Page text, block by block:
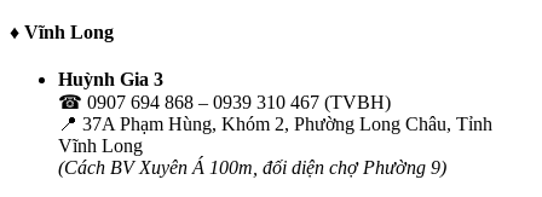
♦ Vĩnh Long
Huỳnh Gia 3
☎ 0907 694 868 – 0939 310 467 (TVBH)
📍 37A Phạm Hùng, Khóm 2, Phường Long Châu, Tỉnh
Vĩnh Long
(Cách BV Xuyên Á 100m, đối diện chợ Phường 9)